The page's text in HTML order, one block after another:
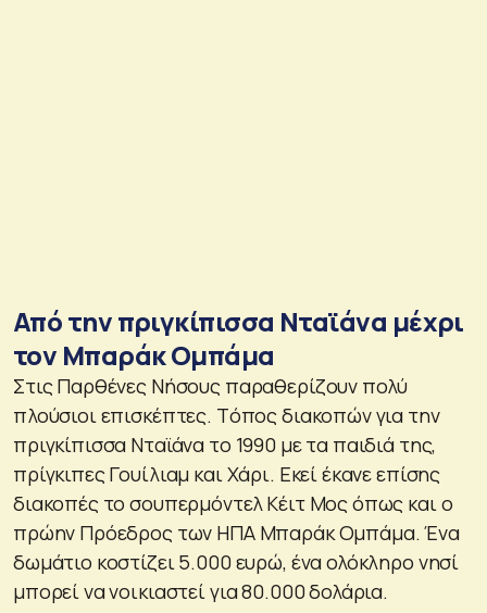
Από την πριγκίπισσα Νταϊάνα μέχρι
τον Μπαράκ Ομπάμα
Στις Παρθένες Νήσους παραθερίζουν πολύ
πλούσιοι επισκέπτες. Tόπος διακοπών για την
πριγκίπισσα Νταϊάνα το 1990 με τα παιδιά της,
πρίγκιπες Γουίλιαμ και Χάρι. Εκεί έκανε επίσης
διακοπές το σουπερμόντελ Κέιτ Μος όπως και ο
πρώην Πρόεδρος των ΗΠΑ Μπαράκ Ομπάμα. Ένα
δωμάτιο κοστίζει 5.000 ευρώ, ένα ολόκληρο νησί
μπορεί να νοικιαστεί για 80.000 δολάρια.